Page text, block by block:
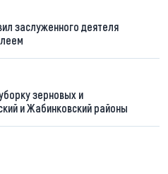
заслуженного деятеля
зерновых и
и Жабинковский районы